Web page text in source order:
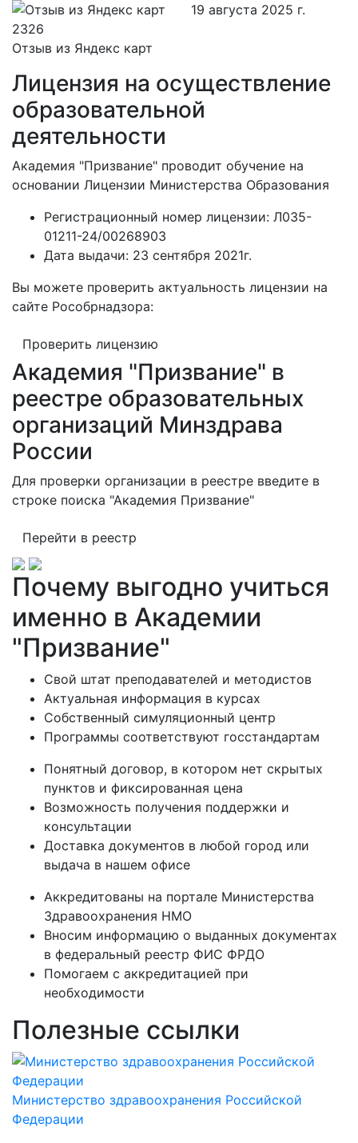
Отзыв из Яндекс карт
19 августа 2025 г.
Лицензия на осуществление
образовательной
деятельности
Академия "Призвание" проводит обучение на
основании Лицензии Министерства Образования
Регистрационный номер лицензии: Л035-
01211-24/00268903
Дата выдачи: 23 сентября 2021г.
Вы можете проверить актуальность лицензии на
сайте Рособрнадзора:
Проверить лицензию
Академия "Призвание" в
реестре образовательных
организаций Минздрава
России
Для проверки организации в реестре введите в
строке поиска "Академия Призвание"
Перейти в реестр
Почему выгодно учиться
именно в Академии
"Призвание"
Свой штат преподавателей и методистов
Актуальная информация в курсах
Собственный симуляционный центр
Программы соответствуют госстандартам
Понятный договор, в котором нет скрытых
пунктов и фиксированная цена
Возможность получения поддержки и
консультации
Доставка документов в любой город или
выдача в нашем офисе
Аккредитованы на портале Министерства
Здравоохранения НМО
Вносим информацию о выданных документах
в федеральный реестр ФИС ФРДО
Помогаем с аккредитацией при
необходимости
Полезные ссылки
Министерство здравоохранения Российской
Федерации